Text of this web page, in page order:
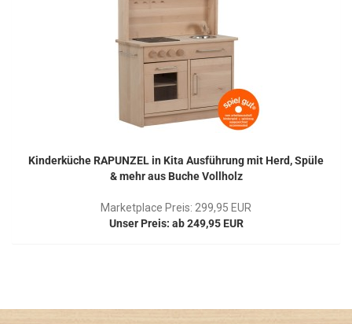
Kinderküche RAPUNZEL in Kita Ausführung mit Herd, Spüle
& mehr aus Buche Vollholz
Marketplace Preis: 299,95 EUR
Unser Preis: ab 249,95 EUR